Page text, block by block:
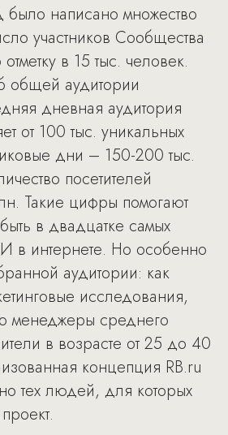
написано множество
участников Сообщества
в 15 тыс. человек.
общей аудитории
дневная аудитория
от 100 тыс. уникальных
дни – 150-200 тыс.
посетителей
Такие цифры помогают
в двадцатке самых
в интернете. Но особенно
аудитории: как
исследования,
менеджеры среднего
в возрасте от 25 до 40
концепция RB.ru
тех людей, для которых